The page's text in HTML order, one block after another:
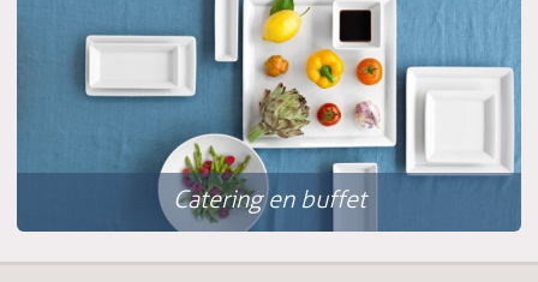
Catering en buffet